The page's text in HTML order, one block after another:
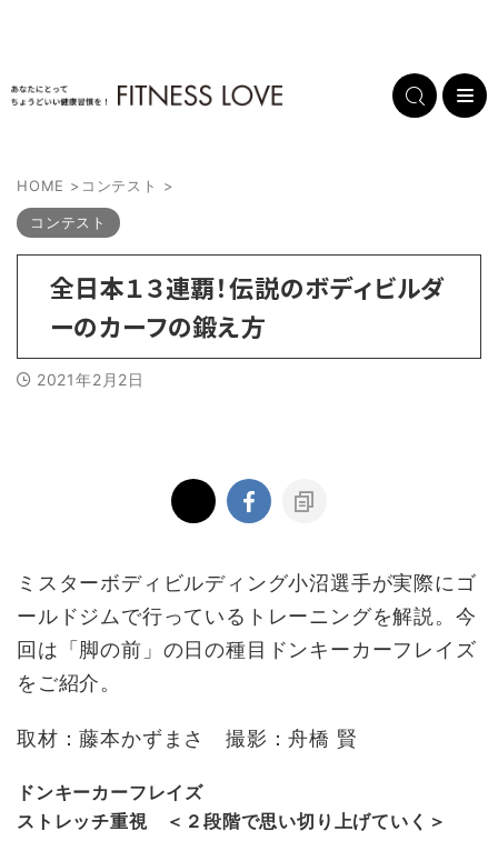
HOME > コンテスト >
コンテスト
全日本１３連覇！伝説のボディビルダ
ーのカーフの鍛え方
2021年2月2日
ミスターボディビルディング小沼選手が実際にゴ
ールドジムで行っているトレーニングを解説。今
回は「脚の前」の日の種目ドンキーカーフレイズ
をご紹介。
取材：藤本かずまさ 撮影：舟橋 賢
ドンキーカーフレイズ
ストレッチ重視 ＜２段階で思い切り上げていく＞